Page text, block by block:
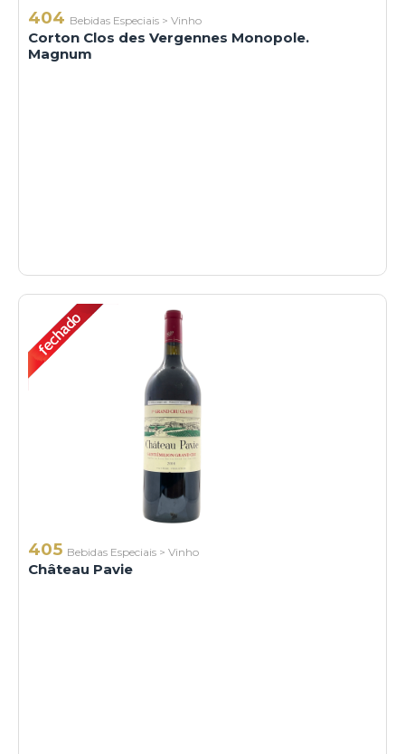
404 Bebidas Especiais > Vinho
Corton Clos des Vergennes Monopole.
Magnum
405 Bebidas Especiais > Vinho
Château Pavie